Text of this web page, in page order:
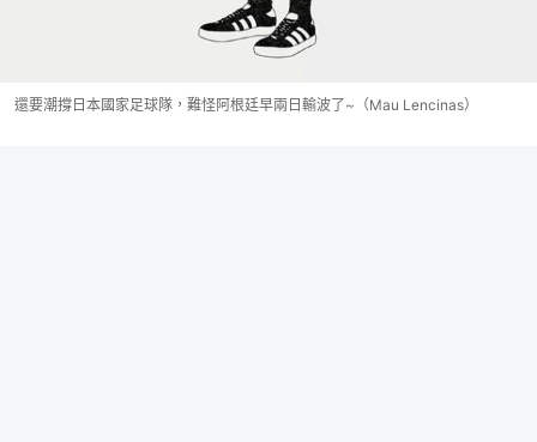
還要潮撐日本國家足球隊，難怪阿根廷早兩日輸波了~（Mau Lencinas）